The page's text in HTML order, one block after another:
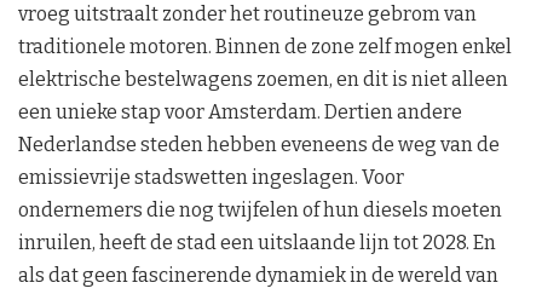
vroeg uitstraalt zonder het routineuze gebrom van
traditionele motoren. Binnen de zone zelf mogen enkel
elektrische bestelwagens zoemen, en dit is niet alleen
een unieke stap voor Amsterdam. Dertien andere
Nederlandse steden hebben eveneens de weg van de
emissievrije stadswetten ingeslagen. Voor
ondernemers die nog twijfelen of hun diesels moeten
inruilen, heeft de stad een uitslaande lijn tot 2028. En
als dat geen fascinerende dynamiek in de wereld van